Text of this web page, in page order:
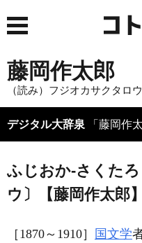
藤岡作太郎
（読み）フジオカサクタロウ
デジタル大辞泉 「藤岡作
ふじおか‐さくた
ウ〕【藤岡作太郎】
［1870～1910］ 国文学